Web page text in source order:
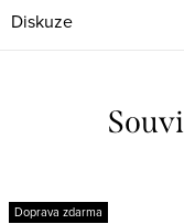
Diskuze
Doprava zdarma